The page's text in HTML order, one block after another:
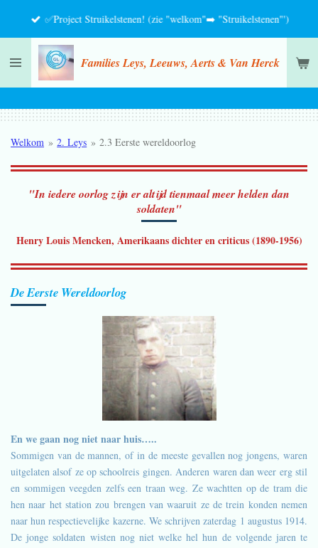
de
hoofdinhoud
Families Leys, Leeuws, Aerts & Van Herck
✅Project Struikelstenen! (zie "welkom"➡️ "Struikelstenen"')
Welkom » 2. Leys » 2.3 Eerste wereldoorlog
"In iedere oorlog zijn er altijd tienmaal meer helden dan
soldaten"
Henry Louis Mencken, Amerikaans dichter en criticus (1890-1956)
De Eerste Wereldoorlog
En we gaan nog niet naar huis…..
Sommigen van de mannen, of in de meeste gevallen nog jongens, waren
uitgelaten alsof ze op schoolreis gingen. Anderen waren dan weer erg stil
en sommigen veegden zelfs een traan weg. Ze wachtten op de tram die
hen naar het station zou brengen van waaruit ze de trein konden nemen
naar hun respectievelijke kazerne. We schrijven zaterdag 1 augustus 1914.
De jonge soldaten wisten nog niet welke hel hun de volgende jaren te